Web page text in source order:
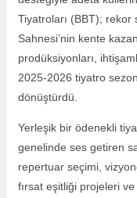
Tiyatroları (BBT); rekor
Sahnesi’nin kente
prodüksiyonları,
2025-2026 tiyatro
dönüştürdü.
Yerleşik bir ödenekli
genelinde ses getiren
repertuar seçimi,
fırsat eşitliği projeleri